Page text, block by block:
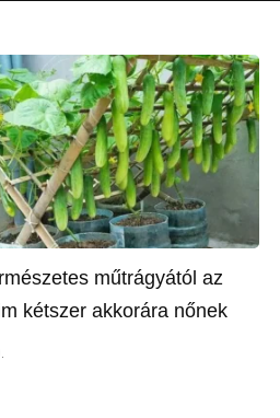
műtrágyától az
kétszer akkorára nőnek